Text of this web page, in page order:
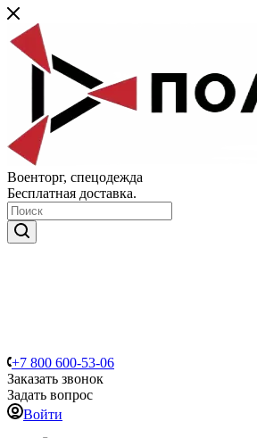
Военторг, спецодежда
Бесплатная доставка.
+7 800 600-53-06
Заказать звонок
Задать вопрос
Войти